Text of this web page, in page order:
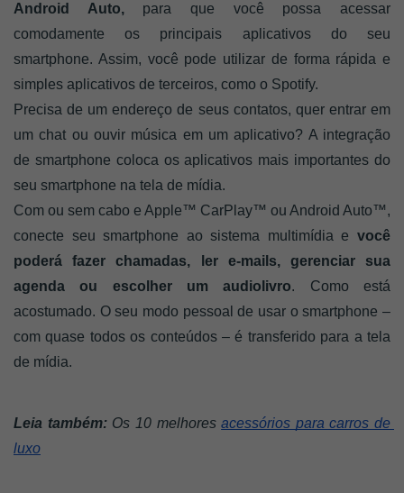
Android Auto, para que você possa acessar
comodamente os principais aplicativos do seu
smartphone. Assim, você pode utilizar de forma rápida e
simples aplicativos de terceiros, como o Spotify.
Precisa de um endereço de seus contatos, quer entrar em
um chat ou ouvir música em um aplicativo? A integração
de smartphone coloca os aplicativos mais importantes do
seu smartphone na tela de mídia.
Com ou sem cabo e Apple™ CarPlay™ ou Android Auto™,
conecte seu smartphone ao sistema multimídia e você
poderá fazer chamadas, ler e-mails, gerenciar sua
agenda ou escolher um audiolivro. Como está
acostumado. O seu modo pessoal de usar o smartphone –
com quase todos os conteúdos – é transferido para a tela
de mídia.
Leia também: Os 10 melhores acessórios para carros de
luxo